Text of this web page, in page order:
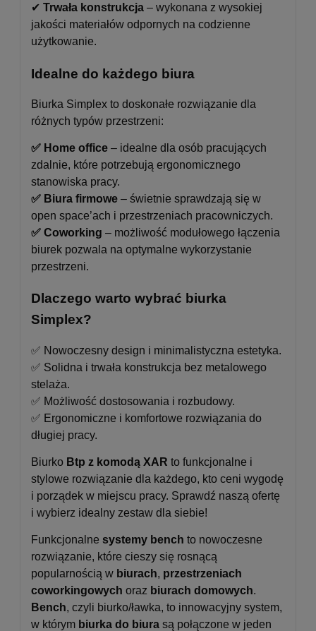
✔ Trwała konstrukcja – wykonana z wysokiej
jakości materiałów odpornych na codzienne
użytkowanie.
Idealne do każdego biura
Biurka Simplex to doskonałe rozwiązanie dla
różnych typów przestrzeni:
✅ Home office – idealne dla osób pracujących
zdalnie, które potrzebują ergonomicznego
stanowiska pracy.
✅ Biura firmowe – świetnie sprawdzają się w
open space’ach i przestrzeniach pracowniczych.
✅ Coworking – możliwość modułowego łączenia
biurek pozwala na optymalne wykorzystanie
przestrzeni.
Dlaczego warto wybrać biurka
Simplex?
✅ Nowoczesny design i minimalistyczna estetyka.
✅ Solidna i trwała konstrukcja bez metalowego
stelaża.
✅ Możliwość dostosowania i rozbudowy.
✅ Ergonomiczne i komfortowe rozwiązania do
długiej pracy.
Biurko Btp z komodą XAR to funkcjonalne i
stylowe rozwiązanie dla każdego, kto ceni wygodę
i porządek w miejscu pracy. Sprawdź naszą ofertę
i wybierz idealny zestaw dla siebie!
Funkcjonalne systemy bench to nowoczesne
rozwiązanie, które cieszy się rosnącą
popularnością w biurach, przestrzeniach
coworkingowych oraz biurach domowych.
Bench, czyli biurko/ławka, to innowacyjny system,
w którym biurka do biura są połączone w jeden